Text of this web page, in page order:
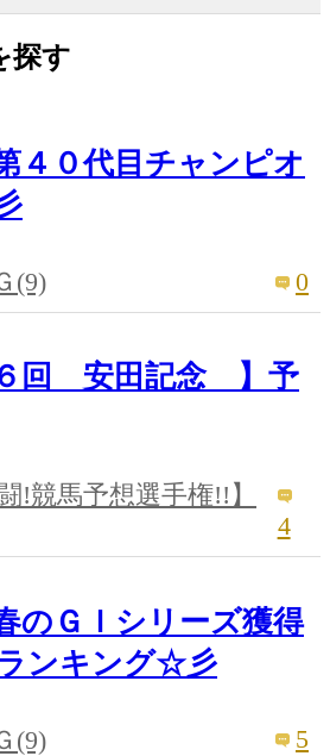
探す
４０代目チャンピオ
(9) 0
回 安田記念 】予
闘!競馬予想選手権!!】
4
のＧＩシリーズ獲得
ンキング☆彡
(9) 5